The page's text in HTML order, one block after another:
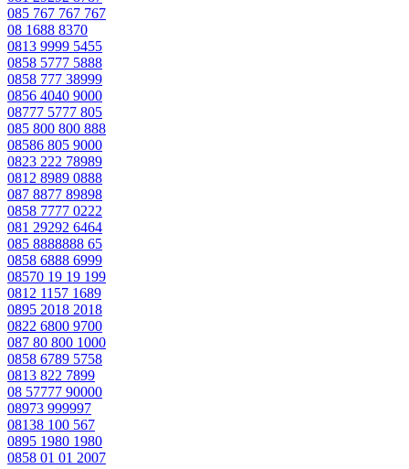
085 767 767 767
08 1688 8370
0813 9999 5455
0858 5777 5888
0858 777 38999
0856 4040 9000
08777 5777 805
085 800 800 888
08586 805 9000
0823 222 78989
0812 8989 0888
087 8877 89898
0858 7777 0222
081 29292 6464
085 8888888 65
0858 6888 6999
08570 19 19 199
0812 1157 1689
0895 2018 2018
0822 6800 9700
087 80 800 1000
0858 6789 5758
0813 822 7899
08 57777 90000
08973 999997
08138 100 567
0895 1980 1980
0858 01 01 2007